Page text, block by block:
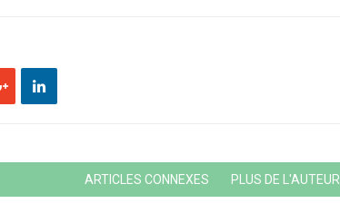
ARTICLES CONNEXES PLUS DE L'AUTEUR